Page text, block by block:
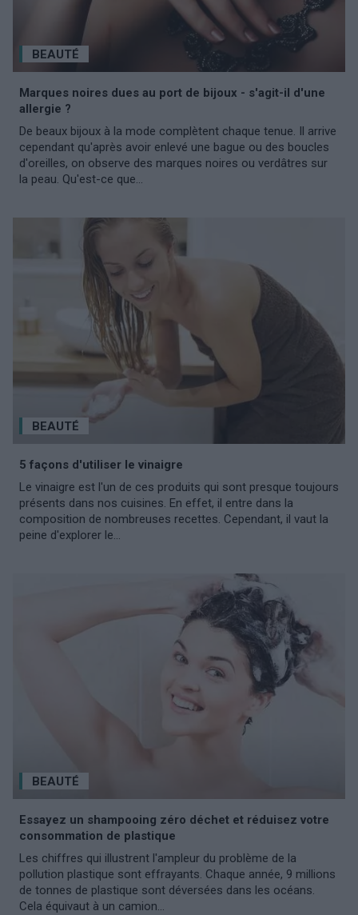
BEAUTÉ
Marques noires dues au port de bijoux - s'agit-il d'une
allergie ?
De beaux bijoux à la mode complètent chaque tenue. Il arrive
cependant qu'après avoir enlevé une bague ou des boucles
d'oreilles, on observe des marques noires ou verdâtres sur
la peau. Qu'est-ce que...
BEAUTÉ
5 façons d'utiliser le vinaigre
Le vinaigre est l'un de ces produits qui sont presque toujours
présents dans nos cuisines. En effet, il entre dans la
composition de nombreuses recettes. Cependant, il vaut la
peine d'explorer le...
BEAUTÉ
Essayez un shampooing zéro déchet et réduisez votre
consommation de plastique
Les chiffres qui illustrent l'ampleur du problème de la
pollution plastique sont effrayants. Chaque année, 9 millions
de tonnes de plastique sont déversées dans les océans.
Cela équivaut à un camion...